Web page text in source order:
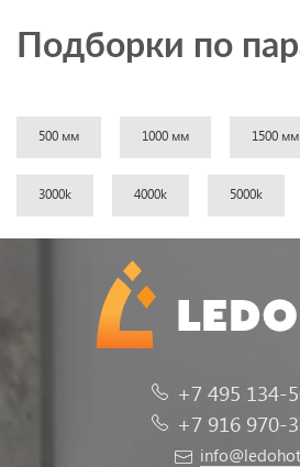
Подборки по
500 мм 1000 мм 1500 мм
3000k 4000k 5000k
+7 495 134-
+7 916 970-